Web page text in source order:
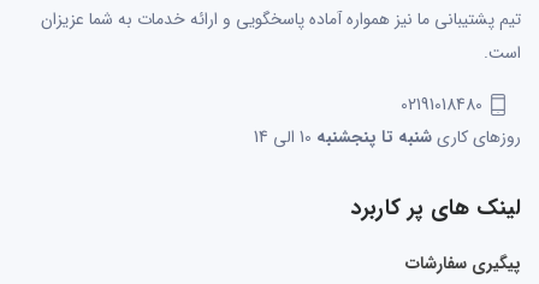
تیم پشتیبانی ما نیز همواره آماده پاسخگویی و ارائه خدمات به شما عزیزان
است.
02191018480
روزهای کاریشنبه تا پنجشنبه
لینک های پر کاربرد
پیگیری سفارشات